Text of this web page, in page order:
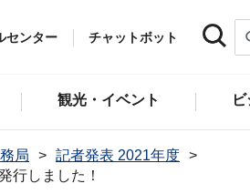
センター チャットボット
観光・イベント
局
記者発表 2021年度
行しました！